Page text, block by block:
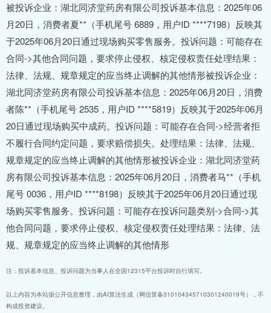
被投诉企业：湖北同济堂药房有限公司投诉基本信息：2025年06
月20日，消费者夏**（手机尾号 6889，用户ID ****7198）反映其
于2025年06月20日通过现场购买零售服务。投诉问题：可能存在
合同->其他合同问题，要求停止侵权、核定侵权责任处理结果：
法律、法规、规章规定的应当终止调解的其他情形被投诉企业：
湖北同济堂药房有限公司投诉基本信息：2025年06月20日，消费
者陈**（手机尾号 2535，用户ID ****5819）反映其于2025年06月
20日通过现场购买中成药。投诉问题：可能存在合同->经营者拒
不履行合同约定问题，要求赔偿损失。处理结果：法律、法规、
规章规定的应当终止调解的其他情形被投诉企业：湖北同济堂药
房有限公司投诉基本信息：2025年06月20日，消费者马**（手机
尾号 0036，用户ID ****8198）反映其于2025年06月20日通过现
场购买零售服务。投诉问题：可能存在投诉问题类别->合同->其
他合同问题，要求停止侵权、核定侵权责任处理结果：法律、法
规、规章规定的应当终止调解的其他情形
注：投诉基本信息、投诉问题为当事人在全国12315平台投诉时自行填写。
以上内容为本站据公开信息整理，由AI算法生成（网信算备310104345710301240019号），不
构成投资建议。